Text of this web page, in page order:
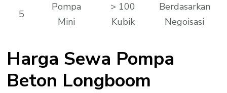
5
Pompa
Mini
> 100
Kubik
Berdasarkan
Negoisasi
Harga Sewa Pompa
Beton Longboom